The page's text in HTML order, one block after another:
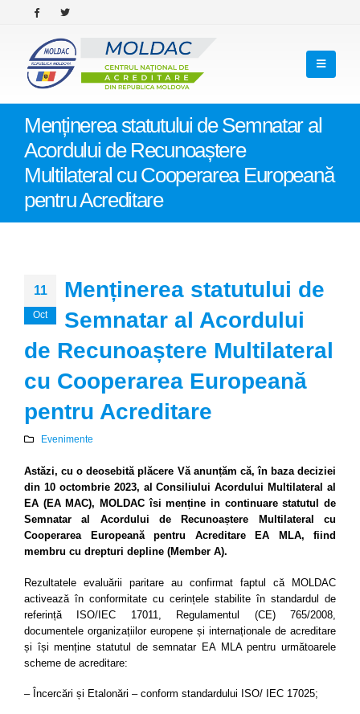
Menținerea statutului de Semnatar al
Acordului de Recunoaștere
Multilateral cu Cooperarea Europeană
pentru Acreditare
11
Oct
Menținerea statutului de
Semnatar al Acordului
de Recunoaștere Multilateral
cu Cooperarea Europeană
pentru Acreditare
Evenimente
Astăzi, cu o deosebită plăcere Vă anunțăm că, în baza deciziei
din 10 octombrie 2023, al Consiliului Acordului Multilateral al
EA (EA MAC), MOLDAC îsi menține in continuare statutul de
Semnatar al Acordului de Recunoaștere Multilateral cu
Cooperarea Europeană pentru Acreditare EA MLA, fiind
membru cu drepturi depline (Member A).
Rezultatele evaluării paritare au confirmat faptul că MOLDAC
activează în conformitate cu cerințele stabilite în standardul de
referință ISO/IEC 17011, Regulamentul (CE) 765/2008,
documentele organizațiilor europene și internaționale de acreditare
și își menține statutul de semnatar EA MLA pentru următoarele
scheme de acreditare:
– Încercări și Etalonări – conform standardului ISO/ IEC 17025;